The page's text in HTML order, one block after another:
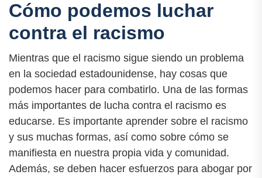
Cómo podemos luchar
contra el racismo
Mientras que el racismo sigue siendo un problema
en la sociedad estadounidense, hay cosas que
podemos hacer para combatirlo. Una de las formas
más importantes de lucha contra el racismo es
educarse. Es importante aprender sobre el racismo
y sus muchas formas, así como sobre cómo se
manifiesta en nuestra propia vida y comunidad.
Además, se deben hacer esfuerzos para abogar por